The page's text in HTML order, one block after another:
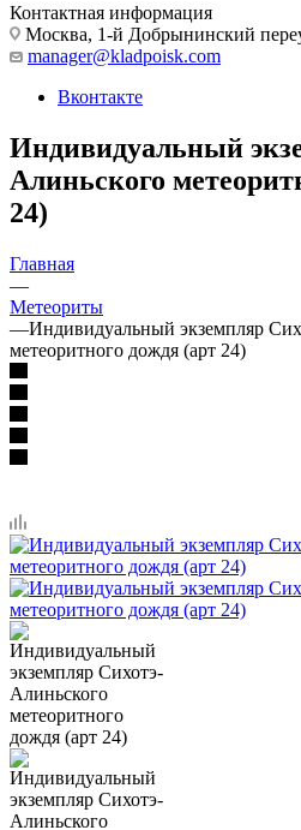
Контактная информация
Москва, 1-й Добрынинский
manager@kladpoisk.com
Вконтакте
Индивидуальный
Алиньского
24)
Главная
—
Метеориты
—Индивидуальный экземпляр
метеоритного дождя (арт 24)